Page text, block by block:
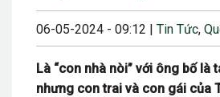
06-05-2024 - 09:12 | Tin Tức,
Là “con nhà nòi” với ông bố là
nhưng con trai và con gái của